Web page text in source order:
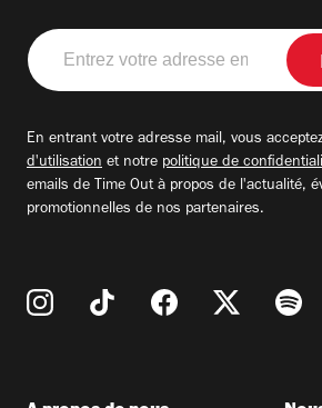
Entrez
votre
adresse
En entrant votre adresse mail, vous
d'utilisation et notre politique de
emails de Time Out à propos de l'actualité,
promotionnelles de nos partenaires.